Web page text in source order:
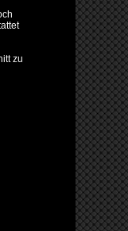
zu